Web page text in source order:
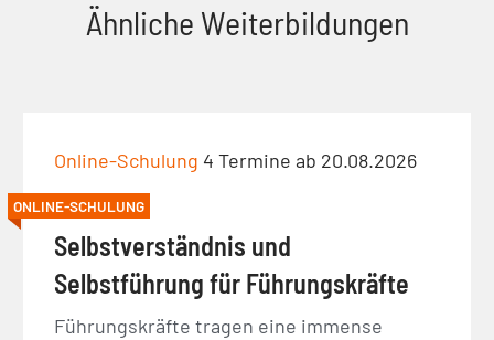
Ähnliche Weiterbildungen
Online-Schulung 4 Termine ab 20.08.2026
ONLINE-SCHULUNG
Selbstverständnis und
Selbstführung für Führungskräfte
Führungskräfte tragen eine immense